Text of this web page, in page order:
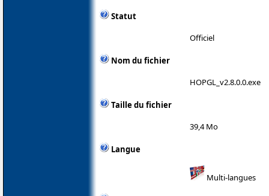
Statut
Officiel
Nom du fichier
HOPGL_v2.8.0.0.exe
Taille du fichier
39,4 Mo
Langue
Multi-langues